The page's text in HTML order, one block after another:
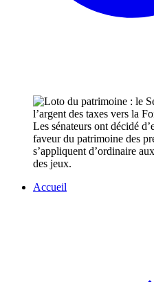
Les sénateurs ont décidé
faveur du patrimoine des
s’appliquent d’ordinaire
des jeux.
Accueil